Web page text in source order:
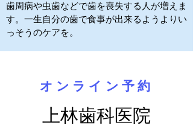
歯周病や虫歯などで歯を喪失する人が増えま
す。一生自分の歯で食事が出来るようよりい
っそうのケアを。
オンライン予約
上林歯科医院